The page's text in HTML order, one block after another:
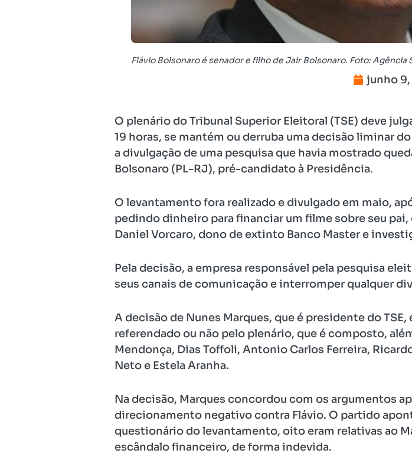
Flávio Bolsonaro é senador e filho de Jair Bolsonaro. Foto: Agência
junho
O plenário do Tribunal Superior Eleitoral (TSE) deve
19 horas, se mantém ou derruba uma decisão liminar
a divulgação de uma pesquisa que havia mostrado
Bolsonaro (PL-RJ), pré-candidato à Presidência.
O levantamento fora realizado e divulgado em maio,
pedindo dinheiro para financiar um filme sobre seu
Daniel Vorcaro, dono de extinto Banco Master e
Pela decisão, a empresa responsável pela pesquisa
seus canais de comunicação e interromper qualquer
A decisão de Nunes Marques, que é presidente do
referendado ou não pelo plenário, que é composto,
Mendonça, Dias Toffoli, Antonio Carlos Ferreira,
Neto e Estela Aranha.
Na decisão, Marques concordou com os argumentos
direcionamento negativo contra Flávio. O partido
questionário do levantamento, oito eram relativas ao
escândalo financeiro, de forma indevida.